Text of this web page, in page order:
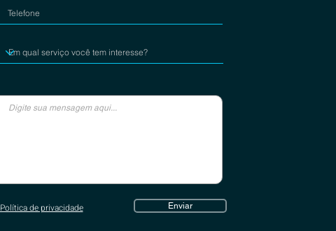
Política de privacidade Enviar